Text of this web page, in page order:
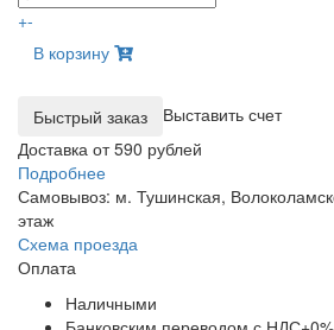
+-
В корзину
Выставить счет
Доставка от 590 рублей
Подробнее
Самовывоз: м. Тушинская,
этаж
Схема проезда
Оплата
Наличными